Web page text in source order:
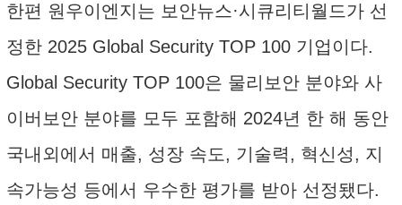
한편 원우이엔지는 보안뉴스·시큐리티월드가 선
정한 2025 Global Security TOP 100 기업이다.
Global Security TOP 100은 물리보안 분야와 사
이버보안 분야를 모두 포함해 2024년 한 해 동안
국내외에서 매출, 성장 속도, 기술력, 혁신성, 지
속가능성 등에서 우수한 평가를 받아 선정됐다.